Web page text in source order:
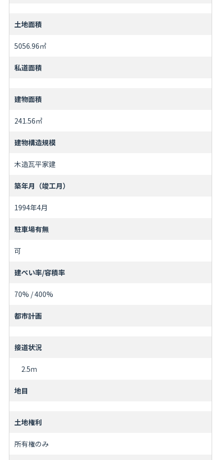
土地面積
5056.96㎡
私道面積
建物面積
241.56㎡
建物構造規模
木造瓦平家建
築年月（竣工月）
1994年4月
駐車場有無
可
建ぺい率/容積率
70% / 400%
都市計画
接道状況
2.5ｍ
地目
土地権利
所有権のみ